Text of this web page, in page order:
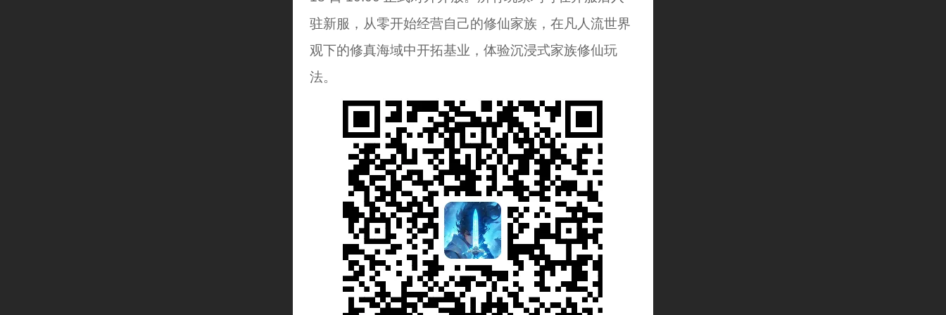
驻新服，从零开始经营自己的修仙家族，在凡人流世界
观下的修真海域中开拓基业，体验沉浸式家族修仙玩
法。